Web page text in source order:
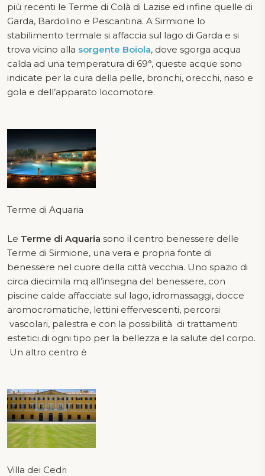
più recenti le Terme di Colà di Lazise ed infine quelle di
Garda, Bardolino e Pescantina. A Sirmione lo
stabilimento termale si affaccia sul lago di Garda e si
trova vicino alla sorgente Boiola, dove sgorga acqua
calda ad una temperatura di 69°, queste acque sono
indicate per la cura della pelle, bronchi, orecchi, naso e
gola e dell’apparato locomotore.
Terme di Aquaria
Le Terme di Aquaria sono il centro benessere delle
Terme di Sirmione, una vera e propria fonte di
benessere nel cuore della città vecchia. Uno spazio di
circa diecimila mq all’insegna del benessere, con
piscine calde affacciate sul lago, idromassaggi, docce
aromocromatiche, lettini effervescenti, percorsi
vascolari, palestra e con la possibilità di trattamenti
estetici di ogni tipo per la bellezza e la salute del corpo.
Un altro centro è
Villa dei Cedri